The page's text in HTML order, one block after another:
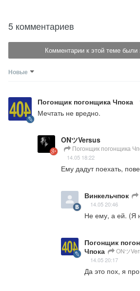
5 комментариев
Комментарии к этой теме были
Новые
Погонщик погонщика Чпока
Мечтать не вредно.
ONツVersus
Погонщик погонщика
14.05 18:22
Ему дадут поехать,
Винкельчпок
14.05 20:46
Не ему, а ей. (Я
Погонщик
Чпока
ONツ
14.05 20:17
Да это пох, я